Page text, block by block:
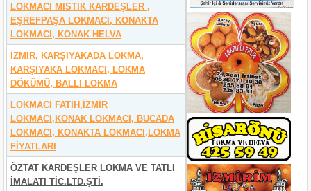
LOKMACI MISTIK KARDEŞLER ,
EŞREFPAŞA LOKMACI, KONAKTA
LOKMACI, KONAK HELVA
İZMİR, KARŞIYAKADA LOKMA,
KARŞIYAKA LOKMACI, LOKMA
DÖKÜMÜ, BALLI LOKMA
LOKMACI FATİH,İZMİR
LOKMACI,KONAK LOKMACI, BUCADA
LOKMACI, KONAKTA LOKMACI,LOKMA
FİYATLARI
ÖZTAT KARDEŞLER LOKMA VE TATLI
İMALATI TİC.LTD.ŞTİ.